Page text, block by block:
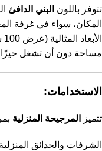
تتوفر باللون البني الدافئ
المكان، سواء في غرفة
مساحة دون أن تشغل حيزًا
الاستخدامات:
تتميز المرجيحة المنزلية
الشرفات والحدائق المنزلية